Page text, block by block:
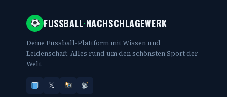
FUSSBALL·NACHSCHLAGEWERK
Deine Fussball-Plattform mit Wissen und
Leidenschaft. Alles rund um den schönsten Sport der
Welt.
𝕏